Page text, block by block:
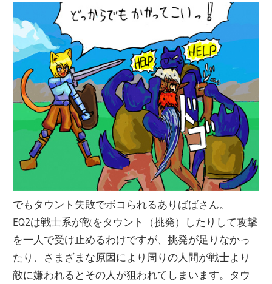
でもタウント失敗でボコられるありばばさん。
EQ2は戦士系が敵をタウント（挑発）したりして攻撃
を一人で受け止めるわけですが、挑発が足りなかっ
たり、さまざまな原因により周りの人間が戦士より
敵に嫌われるとその人が狙われてしまいます。タウ